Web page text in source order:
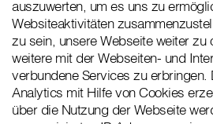
auszuwerten, um es uns zu
Websiteaktivitäten
zu sein, unsere Webseite weiter zu
weitere mit der Webseiten- und
verbundene Services zu erbringen.
Analytics mit Hilfe von Cookies
über die Nutzung der Webseite